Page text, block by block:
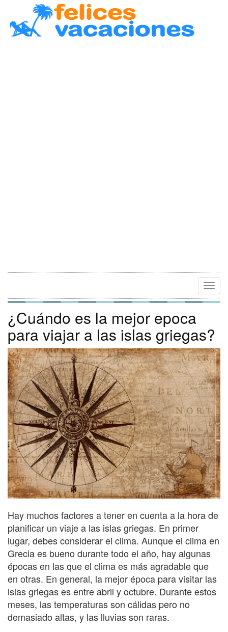
¿Cuándo es la mejor epoca
para viajar a las islas griegas?
Hay muchos factores a tener en cuenta a la hora de
planificar un viaje a las islas griegas. En primer
lugar, debes considerar el clima. Aunque el clima en
Grecia es bueno durante todo el año, hay algunas
épocas en las que el clima es más agradable que
en otras. En general, la mejor época para visitar las
islas griegas es entre abril y octubre. Durante estos
meses, las temperaturas son cálidas pero no
demasiado altas, y las lluvias son raras.